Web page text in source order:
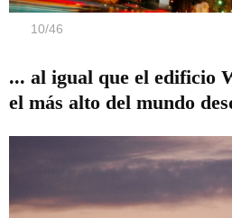
10/46
... al igual que el edificio
el más alto del mundo